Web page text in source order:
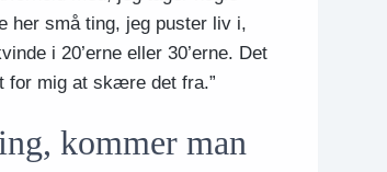
her små ting, jeg puster liv i,
i 20’erne eller 30’erne. Det
for mig at skære det fra.”
kommer man